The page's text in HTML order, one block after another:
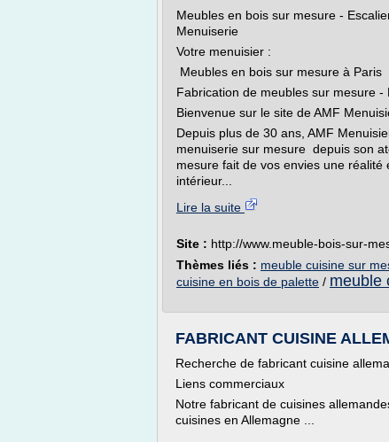
Meubles en bois sur mesure -
Menuiserie
Votre menuisier :
Meubles en bois sur mesure à Paris
Fabrication de meubles sur mesure -
Bienvenue sur le site de AMF
Depuis plus de 30 ans, AMF
menuiserie sur mesure depuis son
mesure fait de vos envies une
intérieur...
Lire la suite
Site : http://www.meuble-bois-sur-
Thèmes liés : meuble cuisine sur
cuisine en bois de palette / meuble
FABRICANT CUISINE
Recherche de fabricant cuisine
Liens commerciaux
Notre fabricant de cuisines
cuisines en Allemagne ...